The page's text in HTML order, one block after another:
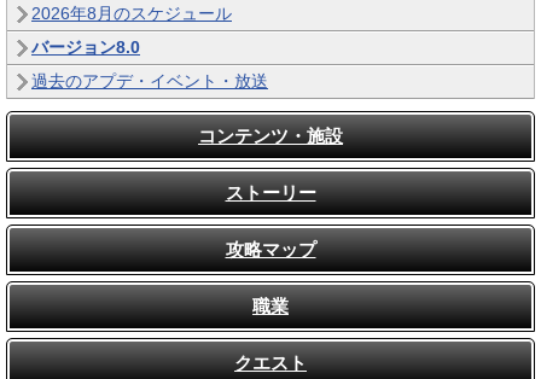
2026年8月のスケジュール
バージョン8.0
過去のアプデ・イベント・放送
コンテンツ・施設
ストーリー
攻略マップ
職業
クエスト